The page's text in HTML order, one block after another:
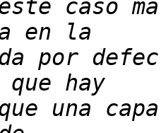
caso
por
una